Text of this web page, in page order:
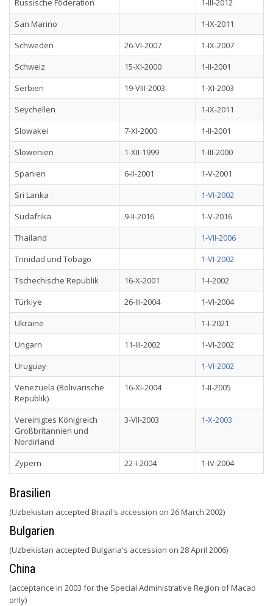
Russische Föderation
1-III-2012
San Marino
1-IX-2011
Schweden
26-VI-2007
1-IX-2007
Schweiz
15-XI-2000
1-II-2001
Serbien
19-VIII-2003
1-XI-2003
Seychellen
1-IX-2011
Slowakei
7-XI-2000
1-II-2001
Slowenien
1-XII-1999
1-III-2000
Spanien
6-II-2001
1-V-2001
Sri Lanka
1-VI-2002
Südafrika
9-II-2016
1-V-2016
Thailand
1-VII-2006
Trinidad und Tobago
1-VI-2002
Tschechische Republik
16-X-2001
1-I-2002
Türkiye
26-III-2004
1-VI-2004
Ukraine
1-I-2021
Ungarn
11-III-2002
1-VI-2002
Uruguay
1-VI-2002
Venezuela (Bolivarische
Republik)
16-XI-2004 1-II-2005
Vereinigtes Königreich
Großbritannien und
Nordirland
3-VII-2003 1-X-2003
Zypern 22-I-2004 1-IV-2004
Brasilien
(Uzbekistan accepted Brazil's accession on 26 March 2002)
Bulgarien
(Uzbekistan accepted Bulgaria's accession on 28 April 2006)
China
(acceptance in 2003 for the Special Administrative Region of Macao
only)